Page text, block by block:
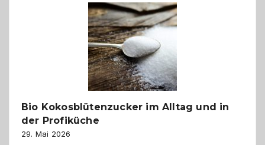
Freund
in
Gefahr
ist:
Brandschutz
für
Hunde
eigenen
Bio Kokosblütenzucker im Alltag und in
der Profiküche
29. Mai 2026